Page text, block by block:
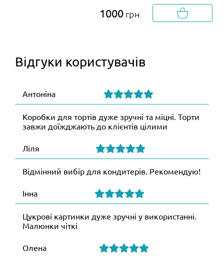
1000 грн
Відгуки користувачів
Антоніна
Коробки для тортів дуже зручні та міцні. Торти
завжи доїжджають до клієнтів цілими
Ліля
Відмінний вибір для кондитерів. Рекомендую!
Інна
Цукрові картинки дуже зручні у використанні.
Малюнки чіткі
Олена